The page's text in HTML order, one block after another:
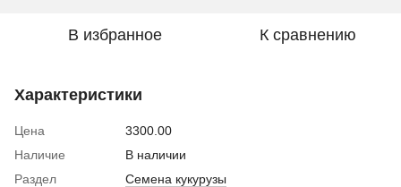
В избранное К сравнению
Характеристики
Цена
3300.00
Наличие
В наличии
Раздел
Семена кукурузы